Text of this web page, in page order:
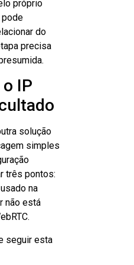
próprio
pode
do
precisa
IP
solução
simples
três pontos:
na
não está
seguir esta